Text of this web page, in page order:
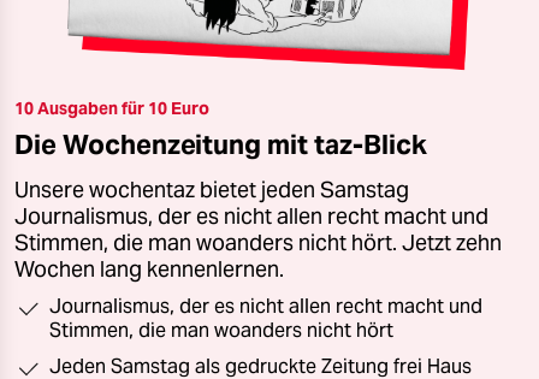
10 Ausgaben für 10 Euro
Die Wochenzeitung mit taz-Blick
Unsere wochentaz bietet jeden Samstag
Journalismus, der es nicht allen recht macht und
Stimmen, die man woanders nicht hört. Jetzt zehn
Wochen lang kennenlernen.
Journalismus, der es nicht allen recht macht und
Stimmen, die man woanders nicht hört
Jeden Samstag als gedruckte Zeitung frei Haus